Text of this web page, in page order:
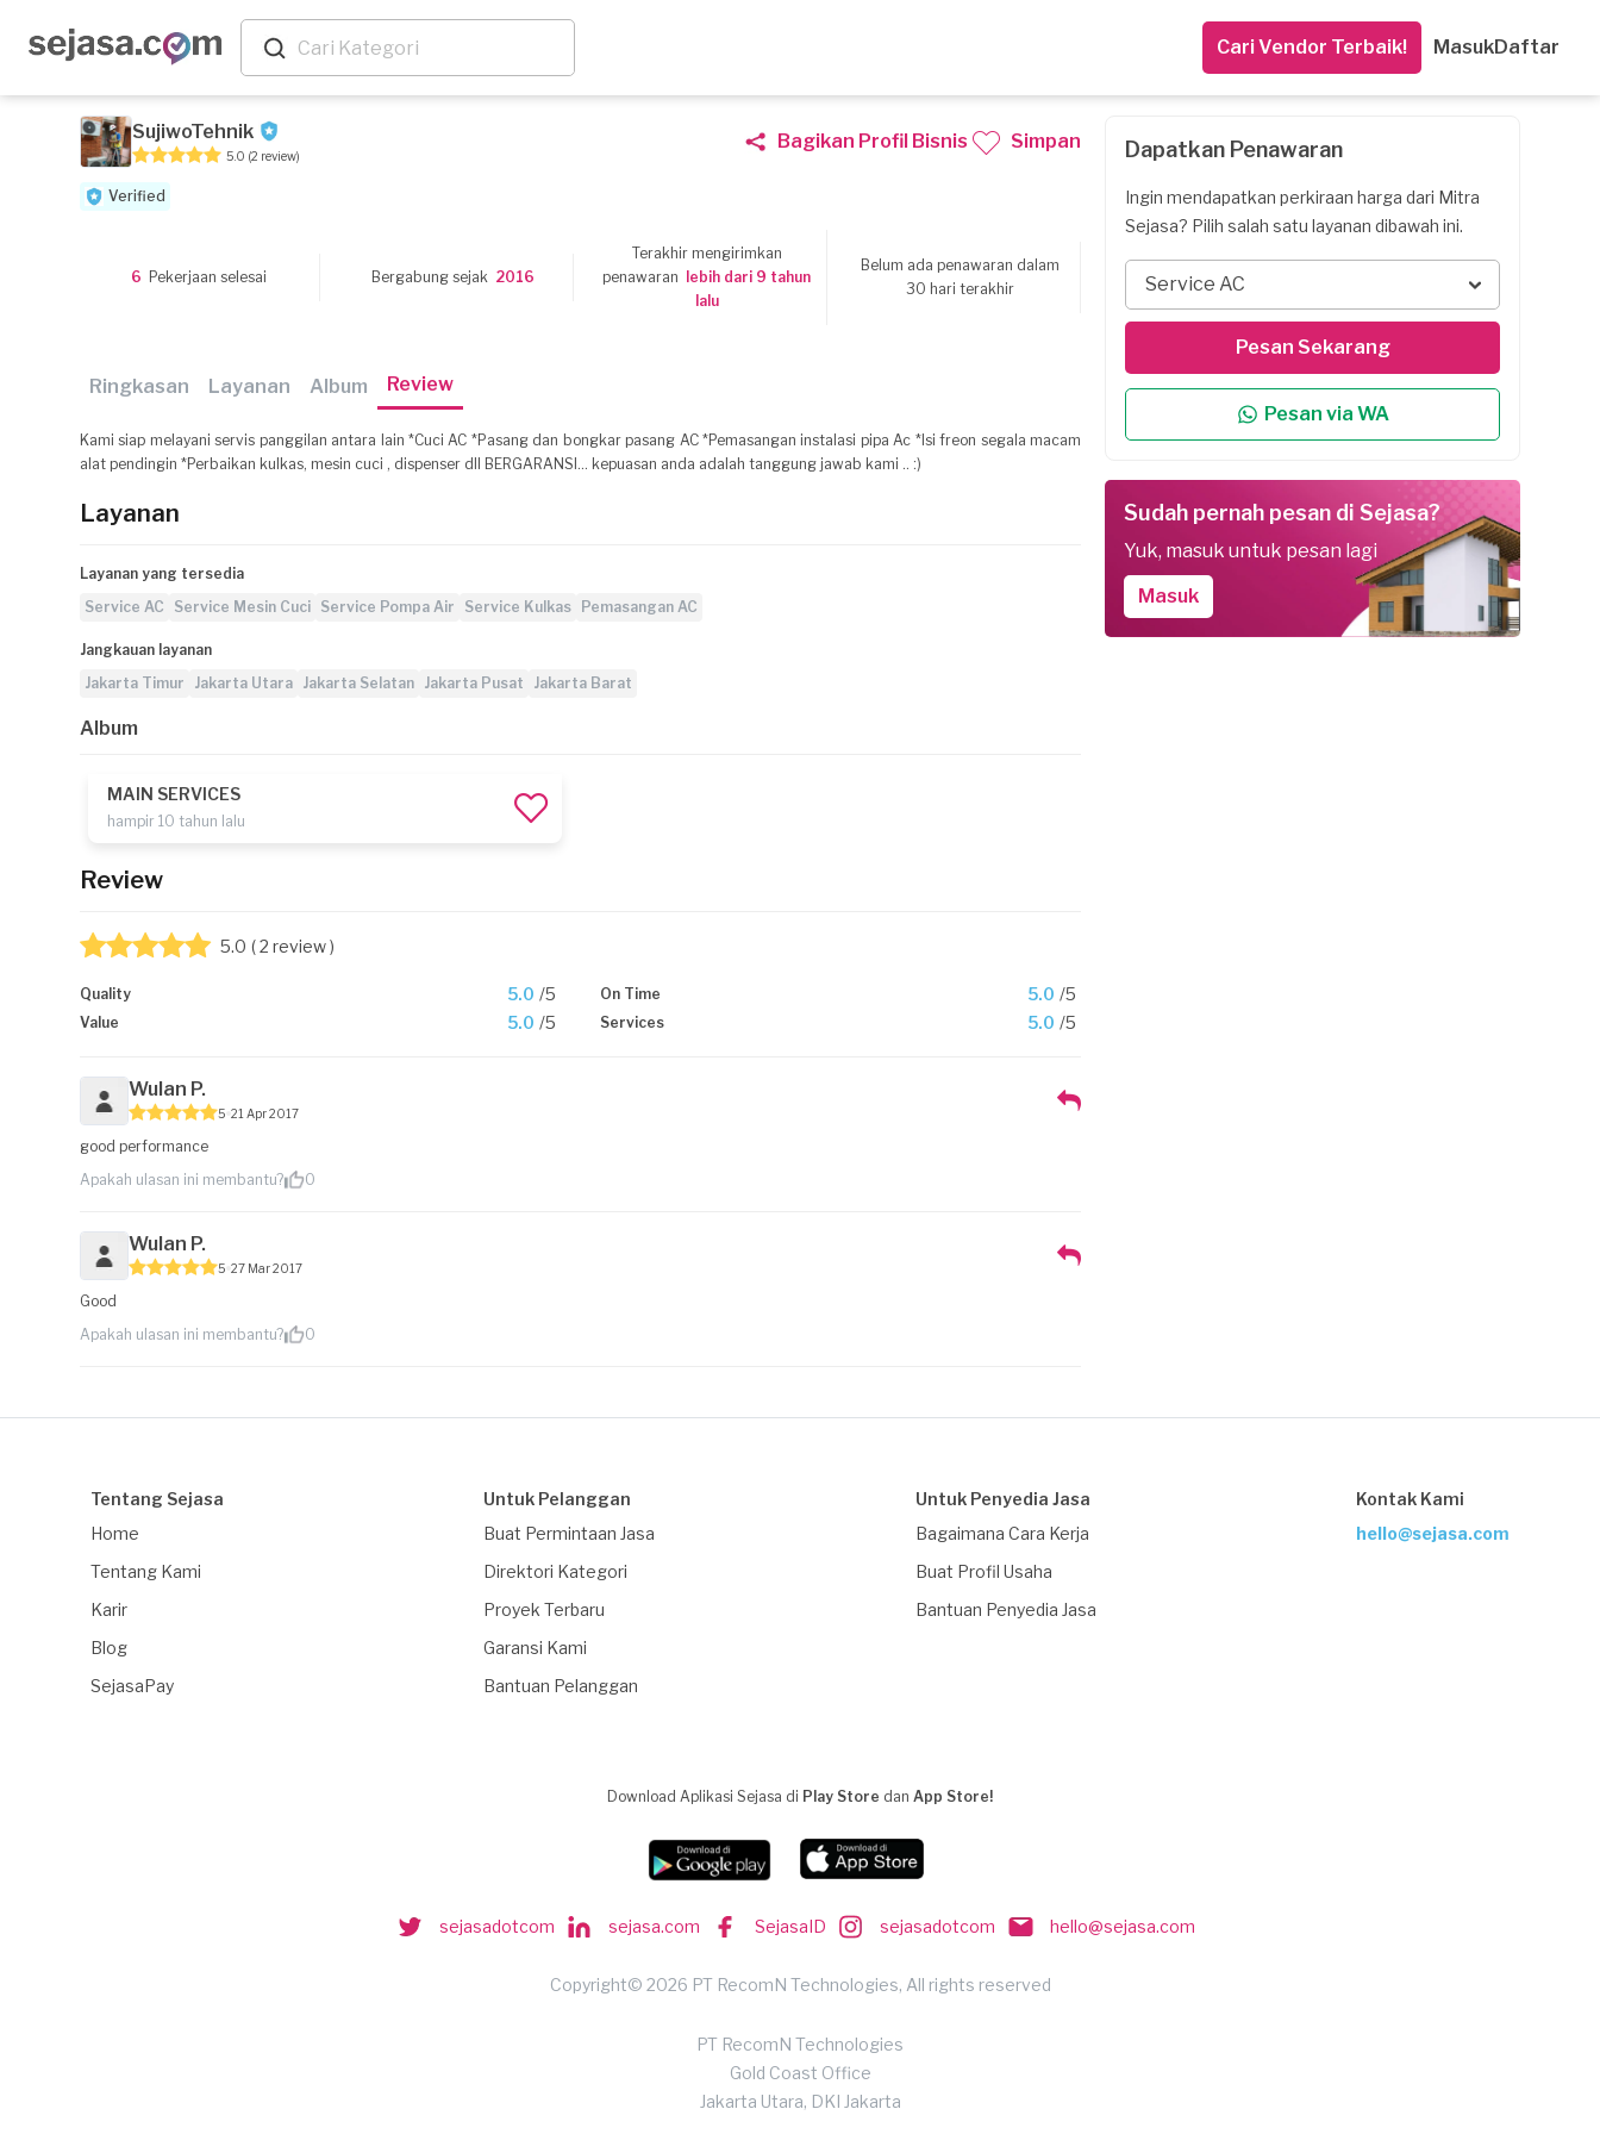
Cari Vendor Terbaik! MasukDaftar
SujiwoTehnik
5.0 (2 review)
Bagikan Profil Bisnis Simpan
Verified
6 Pekerjaan selesai Bergabung sejak 2016
Terakhir mengirimkan
penawaran
lebih dari 9 tahun
lalu
Belum ada penawaran dalam
30 hari terakhir
Ringkasan Layanan Album Review
Kami siap melayani servis panggilan antara lain *Cuci AC *Pasang dan bongkar pasang AC *Pemasangan instalasi pipa Ac *Isi freon segala macam
alat pendingin *Perbaikan kulkas, mesin cuci , dispenser dll BERGARANSI... kepuasan anda adalah tanggung jawab kami .. :)
Layanan
Layanan yang tersedia
Service AC
Service Mesin Cuci Service Pompa Air Service Kulkas Pemasangan AC
Jangkauan layanan
Jakarta Timur
Jakarta Utara Jakarta Selatan Jakarta Pusat Jakarta Barat
Album
MAIN SERVICES
hampir 10 tahun lalu
Review
5.0 ( 2 review )
Quality 5.0 /5 On Time 5.0 /5
Value 5.0 /5 Services 5.0 /5
Wulan P.
5 21 Apr 2017
good performance
Apakah ulasan ini membantu?
0
Wulan P.
5 27 Mar 2017
Good
Apakah ulasan ini membantu?
0
Dapatkan Penawaran
Ingin mendapatkan perkiraan harga dari Mitra
Sejasa? Pilih salah satu layanan dibawah ini.
Service AC
Pesan Sekarang
Pesan via WA
Sudah pernah pesan di Sejasa?
Yuk, masuk untuk pesan lagi
Masuk
Tentang Sejasa
Home
Tentang Kami
Karir
Blog
SejasaPay
Untuk Pelanggan
Buat Permintaan Jasa
Direktori Kategori
Proyek Terbaru
Garansi Kami
Bantuan Pelanggan
Untuk Penyedia Jasa
Bagaimana Cara Kerja
Buat Profil Usaha
Bantuan Penyedia Jasa
Kontak Kami
hello@sejasa.com
Download Aplikasi Sejasa di Play Store dan App Store!
sejasadotcom sejasa.com SejasaID sejasadotcom hello@sejasa.com
Copyright© 2026 PT RecomN Technologies, All rights reserved
PT RecomN Technologies
Gold Coast Office
Jakarta Utara, DKI Jakarta